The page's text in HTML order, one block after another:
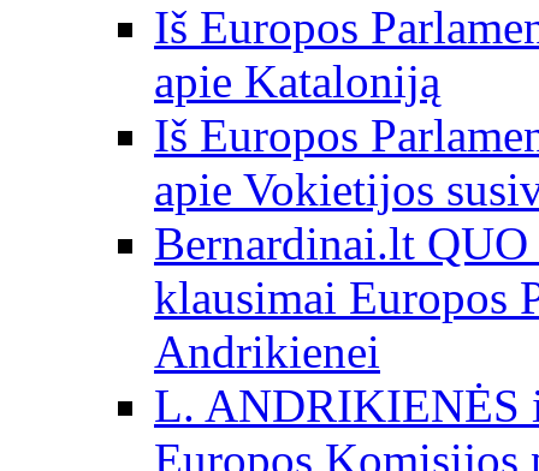
Iš Europos
apie Kataloniją
Iš Europos
apie Vokietijos
Bernardinai.lt
klausimai Europos
Andrikienei
L. ANDRIKIENĖS
Europos Komisijos